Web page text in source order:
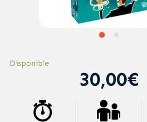
Disponible
30,00€